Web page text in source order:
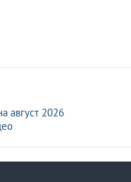
август 2026